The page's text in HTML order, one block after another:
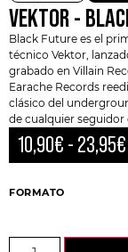
VEKTOR ‎-
Black Future es el
técnico Vektor ,
grabado en Villain
Earache Records
clásico del
de cualquier seguidor
10,90€ - 23,95€
FORMATO